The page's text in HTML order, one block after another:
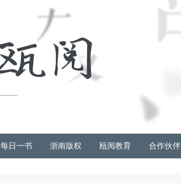
每日一书 浙南版权 瓯阅教育 合作伙伴